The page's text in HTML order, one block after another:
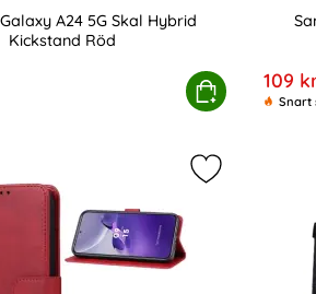
Grå
A24 5G Skal Hybrid
Kickstand Röd
pris
Köp
Galaxy A24 5G Skal Hybrid
rea
109
Snart
A24 5G Skal Ring Hybrid Armor
Markera